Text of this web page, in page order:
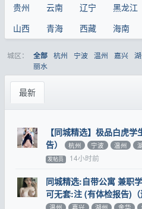
贵州
云南 辽宁 黑龙江
山西
青海 西藏 海南
城区： 全部 杭州 宁波 温州 嘉兴
丽水
最新
【同城精选】极品白虎
告）
杭州 宁波 温州
发帖员 14小时前
同城精选:自带公寓 兼
可无套:注 (有体检报告)（
温州
嘉兴 湖州 金华